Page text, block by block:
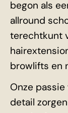
begon als
allround
terechtkunt
browlifts en
Onze
detail